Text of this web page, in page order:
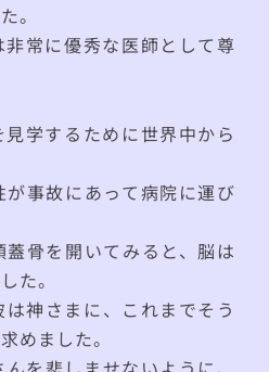
。
常に優秀な医師として尊
学するために世界中から
事故にあって病院に運び
骨を開いてみると、脳は
た。
神さまに、これまでそう
めました。